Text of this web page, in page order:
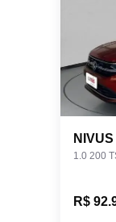
NIVUS
R$